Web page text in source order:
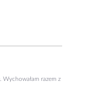
razem z